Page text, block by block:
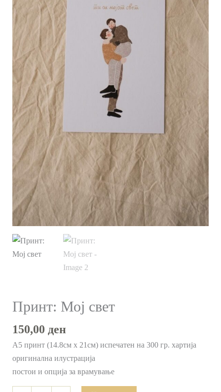
Принт: Мој свет
150,00 ден
А5 принт (14.8см x 21см) испечатен на 300 гр. хартија
оригинална илустрација
постои и опција за врамување